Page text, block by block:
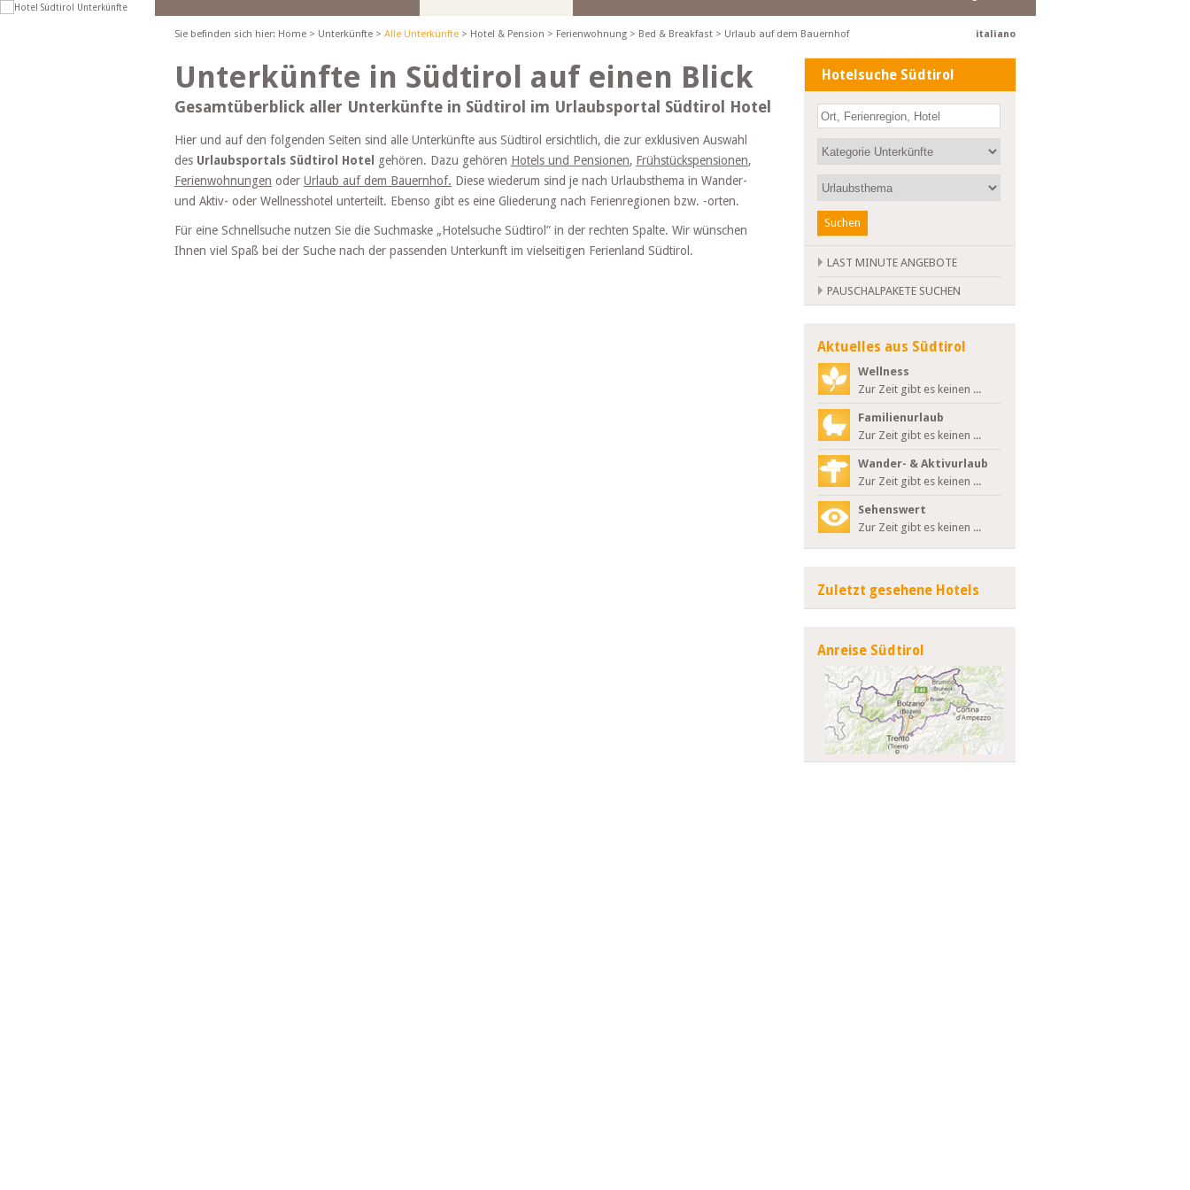
Sie befinden sich hier: Home > Unterkünfte > Alle Unterkünfte > Hotel & Pension > Ferienwohnung > Bed & Breakfast > Urlaub auf dem Bauernhof italiano
Unterkünfte in Südtirol auf einen Blick
Gesamtüberblick aller Unterkünfte in Südtirol im Urlaubsportal Südtirol Hotel
Hier und auf den folgenden Seiten sind alle Unterkünfte aus Südtirol ersichtlich, die zur exklusiven Auswahl
des Urlaubsportals Südtirol Hotel gehören. Dazu gehören Hotels und Pensionen, Frühstückspensionen,
Ferienwohnungen oder Urlaub auf dem Bauernhof. Diese wiederum sind je nach Urlaubsthema in Wander-
und Aktiv- oder Wellnesshotel unterteilt. Ebenso gibt es eine Gliederung nach Ferienregionen bzw. -orten.
Für eine Schnellsuche nutzen Sie die Suchmaske „Hotelsuche Südtirol” in der rechten Spalte. Wir wünschen
Ihnen viel Spaß bei der Suche nach der passenden Unterkunft im vielseitigen Ferienland Südtirol.
Hotelsuche Südtirol
Suchen
LAST MINUTE ANGEBOTE
PAUSCHALPAKETE SUCHEN
Aktuelles aus Südtirol
Wellness
Zur Zeit gibt es keinen ...
Familienurlaub
Zur Zeit gibt es keinen ...
Wander- & Aktivurlaub
Zur Zeit gibt es keinen ...
Sehenswert
Zur Zeit gibt es keinen ...
Zuletzt gesehene Hotels
Anreise Südtirol